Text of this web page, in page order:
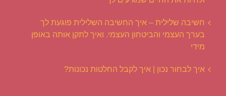
חשיבה שלילית – איך החשיבה השלילית פוגעת לך
בערך העצמי והביטחון העצמי. ואיך לתקן אותה באופן
מידי
איך לבחור נכון | איך לקבל החלטות נכונות?